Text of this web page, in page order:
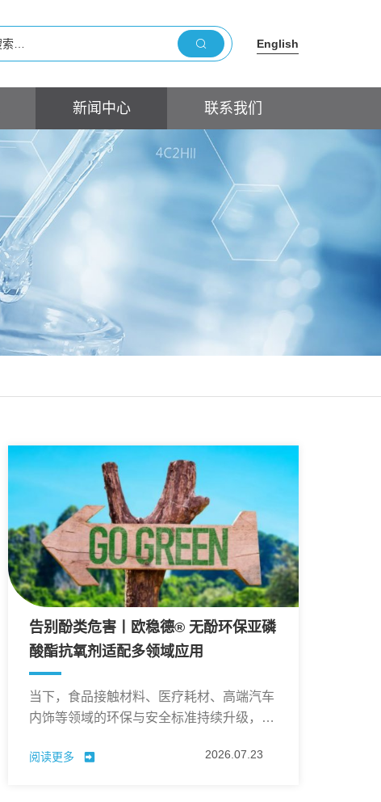
English
新闻中心 联系我们
告别酚类危害丨欧稳德® 无酚环保亚磷
酸酯抗氧剂适配多领域应用
当下，食品接触材料、医疗耗材、高端汽车
内饰等领域的环保与安全标准持续升级，游
标。
阅读更多 2026.07.23